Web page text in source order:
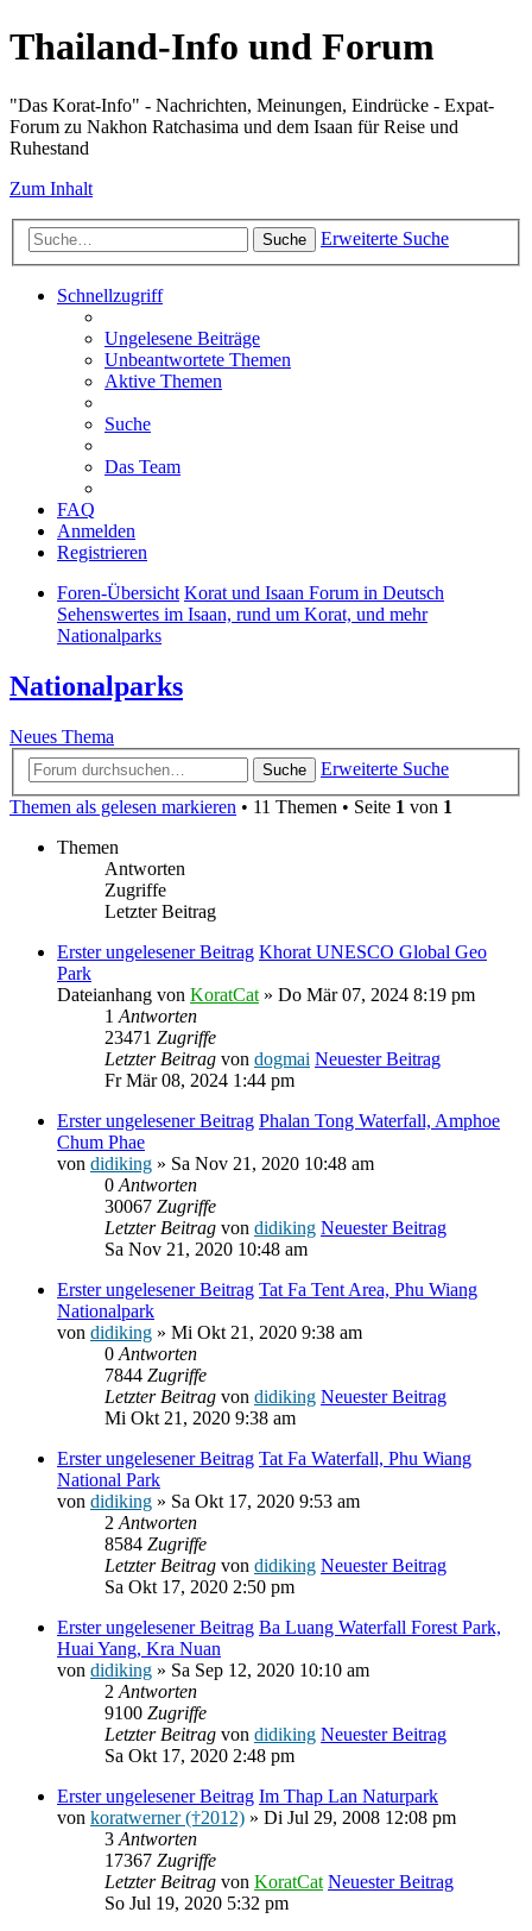
Thailand-Info und Forum
"Das Korat-Info" - Nachrichten, Meinungen, Eindrücke - Expat-
Forum zu Nakhon Ratchasima und dem Isaan für Reise und
Ruhestand
Zum Inhalt
Suche Erweiterte Suche
Schnellzugriff
Ungelesene Beiträge
Unbeantwortete Themen
Aktive Themen
Suche
Das Team
FAQ
Anmelden
Registrieren
Foren-Übersicht Korat und Isaan Forum in Deutsch
Sehenswertes im Isaan, rund um Korat, und mehr
Nationalparks
Nationalparks
Neues Thema
Suche
Erweiterte Suche
Themen als gelesen markieren • 11 Themen • Seite 1 von 1
Themen
Antworten
Zugriffe
Letzter Beitrag
Erster ungelesener Beitrag Khorat UNESCO Global Geo
Park
Dateianhang von KoratCat » Do Mär 07, 2024 8:19 pm
1 Antworten
23471 Zugriffe
Letzter Beitrag von dogmai Neuester Beitrag
Fr Mär 08, 2024 1:44 pm
Erster ungelesener Beitrag Phalan Tong Waterfall, Amphoe
Chum Phae
von didiking » Sa Nov 21, 2020 10:48 am
0 Antworten
30067 Zugriffe
Letzter Beitrag von didiking Neuester Beitrag
Sa Nov 21, 2020 10:48 am
Erster ungelesener Beitrag Tat Fa Tent Area, Phu Wiang
Nationalpark
von didiking » Mi Okt 21, 2020 9:38 am
0 Antworten
7844 Zugriffe
Letzter Beitrag von didiking Neuester Beitrag
Mi Okt 21, 2020 9:38 am
Erster ungelesener Beitrag Tat Fa Waterfall, Phu Wiang
National Park
von didiking » Sa Okt 17, 2020 9:53 am
2 Antworten
8584 Zugriffe
Letzter Beitrag von didiking Neuester Beitrag
Sa Okt 17, 2020 2:50 pm
Erster ungelesener Beitrag Ba Luang Waterfall Forest Park,
Huai Yang, Kra Nuan
von didiking » Sa Sep 12, 2020 10:10 am
2 Antworten
9100 Zugriffe
Letzter Beitrag von didiking Neuester Beitrag
Sa Okt 17, 2020 2:48 pm
Erster ungelesener Beitrag Im Thap Lan Naturpark
von koratwerner (†2012) » Di Jul 29, 2008 12:08 pm
3 Antworten
17367 Zugriffe
Letzter Beitrag von KoratCat Neuester Beitrag
So Jul 19, 2020 5:32 pm